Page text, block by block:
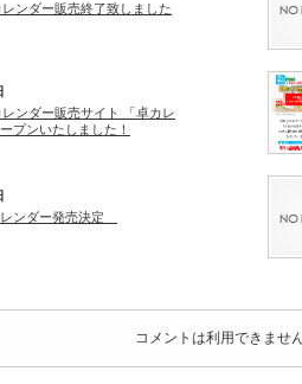
ンダー販売終了致しました
ンダー販売サイト 「卓カレ
プンいたしました！
ンダー発売決定
コメントは利用できませ